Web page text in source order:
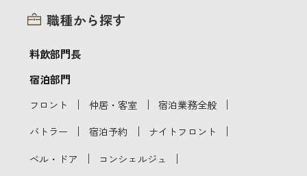
職種から探す
料飲部門長
宿泊部門
フロント ｜ 仲居・客室 ｜ 宿泊業務全般 ｜
バトラー ｜ 宿泊予約 ｜ ナイトフロント ｜
ベル・ドア ｜ コンシェルジュ ｜